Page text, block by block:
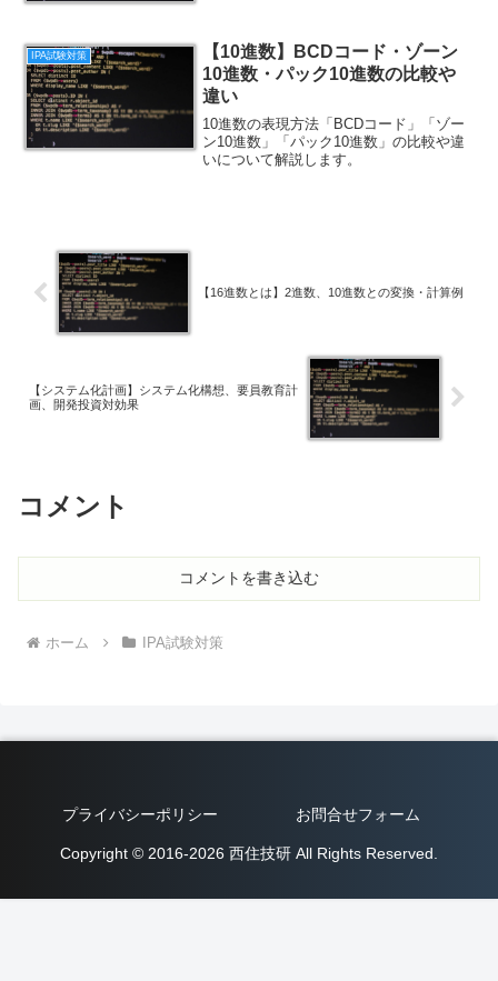
IPA試験対策
【10進数】BCDコード・ゾーン
10進数・パック10進数の比較や
違い
10進数の表現方法「BCDコード」「ゾー
ン10進数」「パック10進数」の比較や違
いについて解説します。
【16進数とは】2進数、10進数との変換・計算例
【システム化計画】システム化構想、要員教育計
画、開発投資対効果
コメント
コメントを書き込む
ホーム IPA試験対策
プライバシーポリシー お問合せフォーム
Copyright © 2016-2026 西住技研 All Rights Reserved.